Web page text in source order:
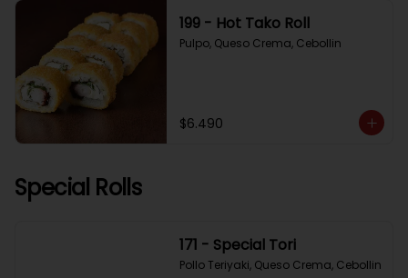
199 - Hot Tako Roll
Pulpo, Queso Crema, Cebollin
$6.490
Special Rolls
171 - Special Tori
Pollo Teriyaki, Queso Crema, Cebollin